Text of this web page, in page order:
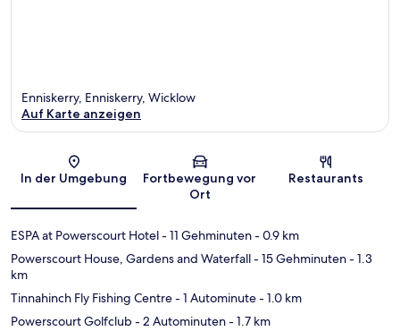
Karte
Enniskerry, Enniskerry, Wicklow
Auf Karte anzeigen
In der Umgebung
Fortbewegung vor
Ort
Restaurants
ESPA at Powerscourt Hotel- 11 Gehminuten- 0.9 km
Powerscourt House, Gardens and Waterfall- 15 Gehminuten- 1.3
km
Tinnahinch Fly Fishing Centre- 1 Autominute- 1.0 km
Powerscourt Golfclub- 2 Autominuten- 1.7 km